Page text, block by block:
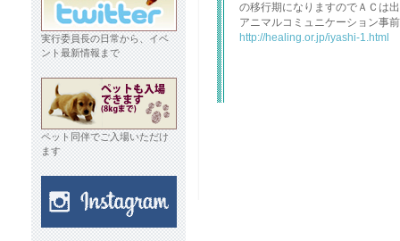
の移行期になりますのでＡＣは
アニマルコミュニケーション事
http://healing.or.jp/iyashi-1.html
実行委員長の日常から、イベ
ント最新情報まで
ペット同伴でご入場いただけ
ます